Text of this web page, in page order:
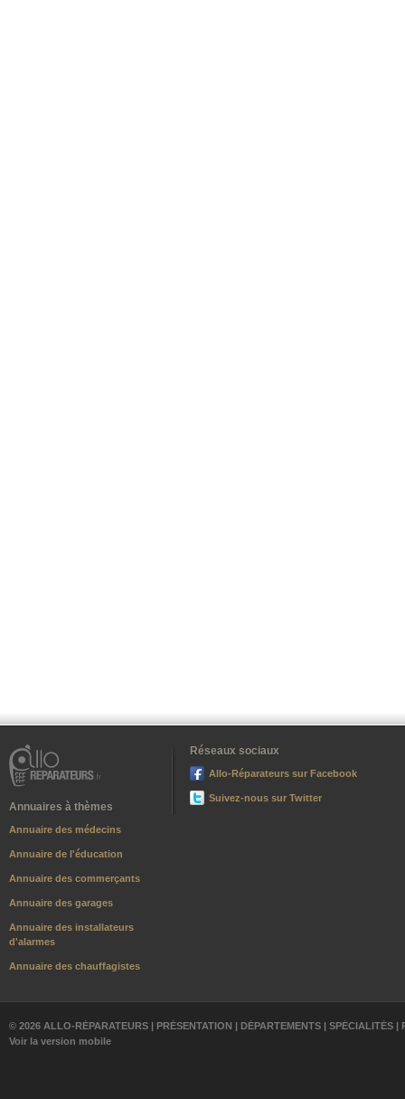
Annuaires à thèmes
Annuaire des médecins
Annuaire de l'éducation
Annuaire des commerçants
Annuaire des garages
Annuaire des installateurs
d'alarmes
Annuaire des chauffagistes
Réseaux sociaux
Allo-Réparateurs sur Facebook
Suivez-nous sur Twitter
© 2026 ALLO-RÉPARATEURS | PRÉSENTATION | DÉPARTEMENTS | SPÉCIALITÉS |
Voir la version mobile